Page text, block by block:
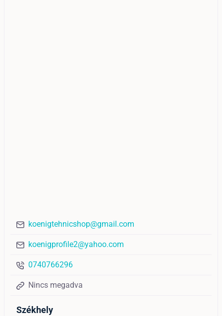
koenigtehnicshop@gmail.com
koenigprofile2@yahoo.com
0740766296
Nincs megadva
Székhely